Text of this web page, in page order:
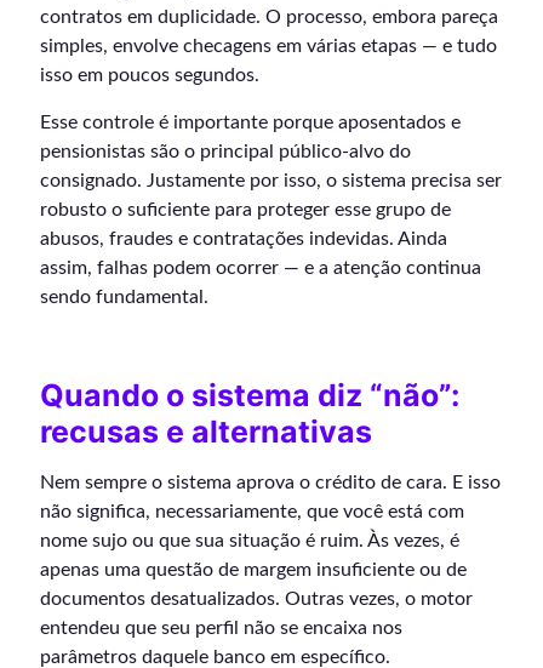
contratos em duplicidade. O processo, embora pareça
simples, envolve checagens em várias etapas — e tudo
isso em poucos segundos.
Esse controle é importante porque aposentados e
pensionistas são o principal público-alvo do
consignado. Justamente por isso, o sistema precisa ser
robusto o suficiente para proteger esse grupo de
abusos, fraudes e contratações indevidas. Ainda
assim, falhas podem ocorrer — e a atenção continua
sendo fundamental.
Quando o sistema diz “não”:
recusas e alternativas
Nem sempre o sistema aprova o crédito de cara. E isso
não significa, necessariamente, que você está com
nome sujo ou que sua situação é ruim. Às vezes, é
apenas uma questão de margem insuficiente ou de
documentos desatualizados. Outras vezes, o motor
entendeu que seu perfil não se encaixa nos
parâmetros daquele banco em específico.